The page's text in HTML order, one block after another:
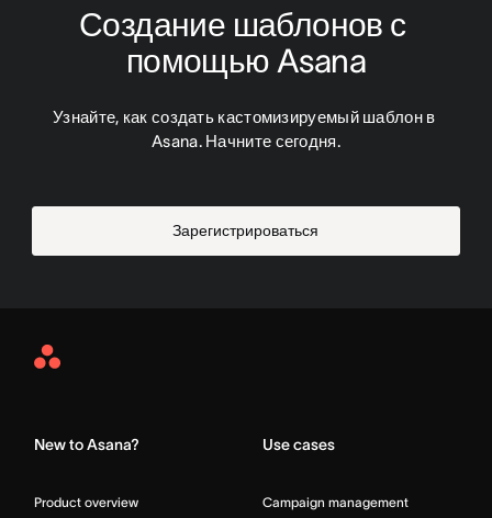
Создание шаблонов с
помощью Asana
Узнайте, как создать кастомизируемый шаблон в
Asana. Начните сегодня.
Зарегистрироваться
Asana
New to Asana?
Product overview
Use cases
Campaign management